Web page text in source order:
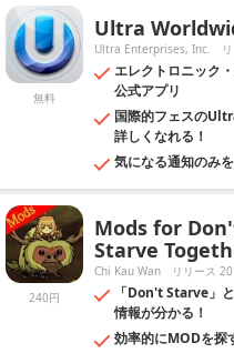
無料
Ultra
Ultra Enterprises, Inc.
エレクトロニック
公式アプリ
国際的フェスの
詳しくなれる！
気になる通知のみ
240円
Mods for
Starve
Chi Kau Wan リリース
「Don't Starve」
情報が分かる！
効率的にMODを探